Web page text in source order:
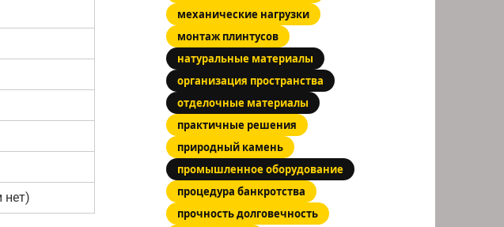
нет)
механические нагрузки
монтаж плинтусов
натуральные материалы
организация пространства
отделочные материалы
практичные решения
природный камень
промышленное оборудование
процедура банкротства
прочность долговечность